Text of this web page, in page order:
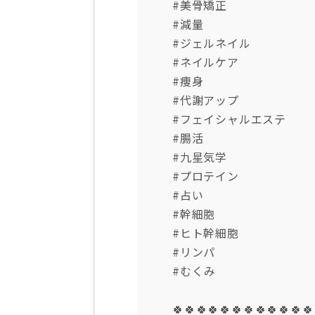
#美骨矯正
#減量
#ジェルネイル
#ネイルケア
#痩身
#代謝アップ
#フェイシャルエステ
#腸活
#九星気学
#プロテイン
#占い
#幹細胞
#ヒト幹細胞
#リンパ
#むくみ